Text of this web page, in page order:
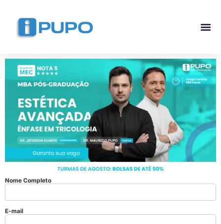
Nome Completo
E-mail